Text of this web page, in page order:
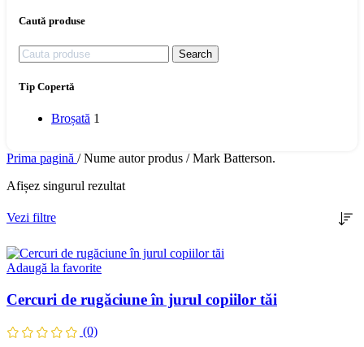
Caută produse
Search
Tip Copertă
Broșată 1
Prima pagină / Nume autor produs / Mark Batterson.
Afișez singurul rezultat
Vezi filtre
Adaugă la favorite
Cercuri de rugăciune în jurul copiilor tăi
(0)